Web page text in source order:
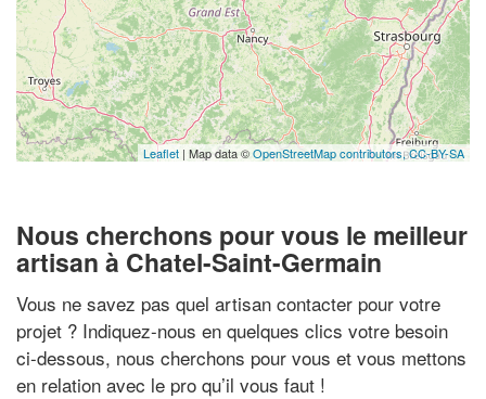
Leaflet | Map data ©OpenStreetMap contributors,CC-BY-SA
Nous cherchons pour vous le meilleur
artisan à Chatel-Saint-Germain
Vous ne savez pas quel artisan contacter pour votre
projet ? Indiquez-nous en quelques clics votre besoin
ci-dessous, nous cherchons pour vous et vous mettons
en relation avec le pro qu’il vous faut !